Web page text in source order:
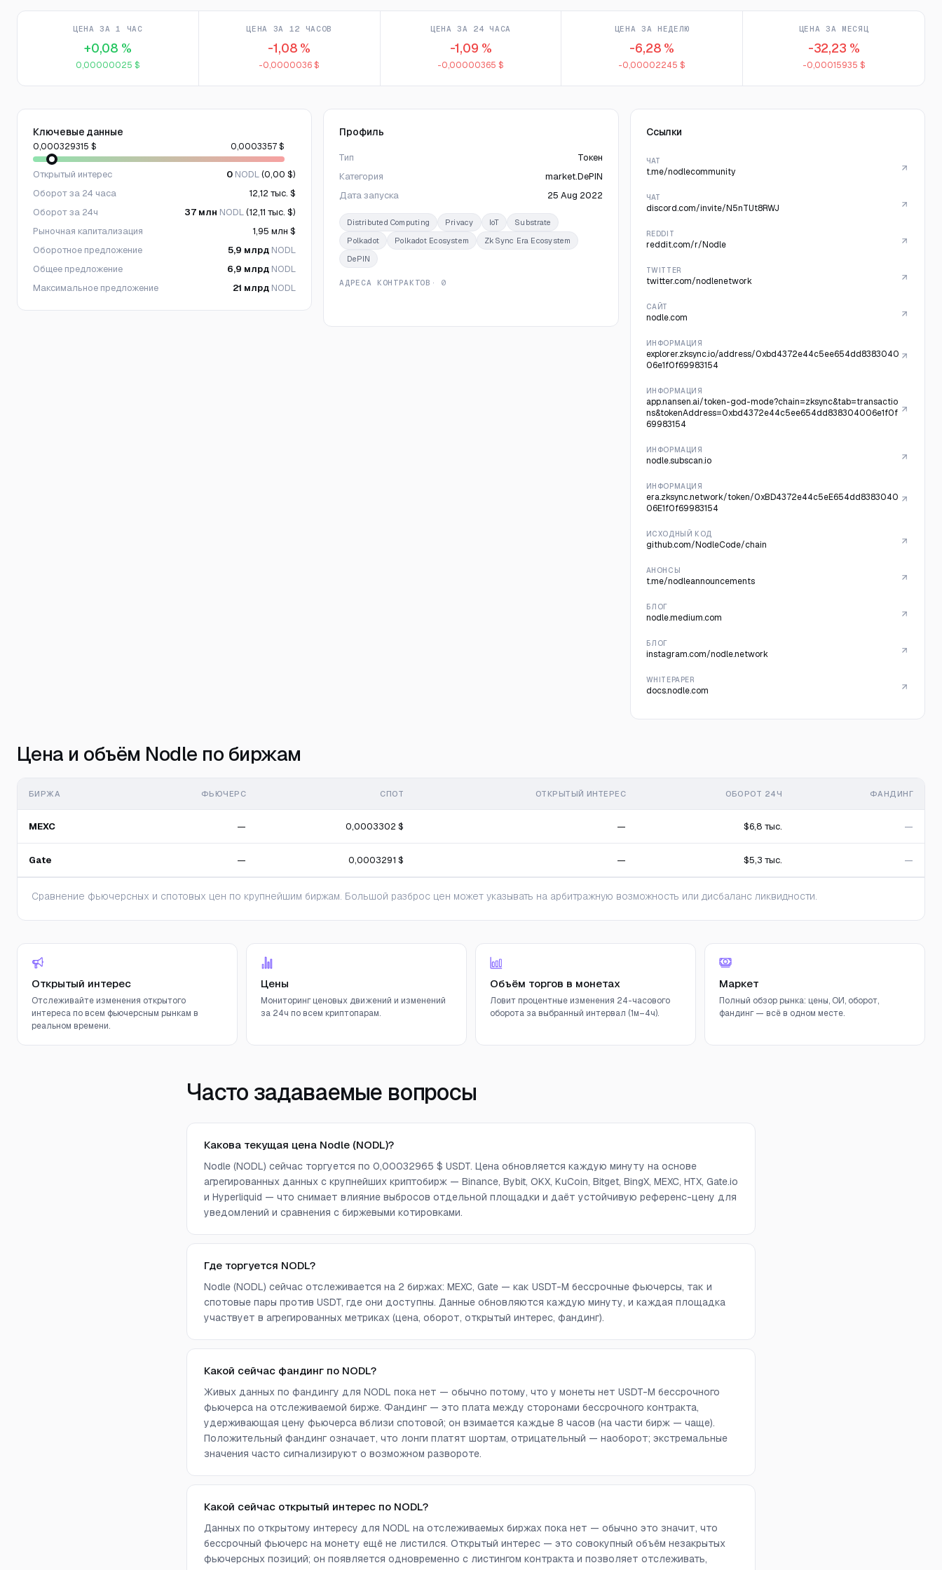
ЦЕНА ЗА 1 ЧАС
+0,08 %
0,00000025 $
ЦЕНА ЗА 12 ЧАСОВ
-1,08 %
-0,0000036 $
ЦЕНА ЗА 24 ЧАСА
-1,09 %
-0,00000365 $
ЦЕНА ЗА НЕДЕЛЮ
-6,28 %
-0,00002245 $
ЦЕНА ЗА МЕСЯЦ
-32,23 %
-0,00015935 $
Ключевые данные
0,000329315 $ 0,0003357 $
Открытый интерес 0 NODL(0,00 $)
Оборот за 24 часа
12,12 тыс. $
Оборот за 24ч
37 млн NODL(12,11 тыс. $)
Рыночная капитализация
1,95 млн $
Оборотное предложение
5,9 млрд NODL
Общее предложение
6,9 млрд NODL
Максимальное предложение
21 млрд NODL
Профиль
Тип
Токен
Категория
market.DePIN
Дата запуска
25 Aug 2022
Distributed Computing Privacy IoT
Substrate
Polkadot
Polkadot Ecosystem
ZkSync Era Ecosystem
DePIN
АДРЕСА КОНТРАКТОВ · 0
Ссылки
ЧАТ
t.me/nodlecommunity
ЧАТ
discord.com/invite/N5nTUt8RWJ
REDDIT
reddit.com/r/Nodle
TWITTER
twitter.com/nodlenetwork
САЙТ
nodle.com
ИНФОРМАЦИЯ
explorer.zksync.io/address/0xbd4372e44c5ee654dd8383040
06e1f0f69983154
ИНФОРМАЦИЯ
app.nansen.ai/token-god-mode?chain=zksync&tab=transactio
ns&tokenAddress=0xbd4372e44c5ee654dd838304006e1f0f
69983154
ИНФОРМАЦИЯ
nodle.subscan.io
ИНФОРМАЦИЯ
era.zksync.network/token/0xBD4372e44c5eE654dd8383040
06E1f0f69983154
ИСХОДНЫЙ КОД
github.com/NodleCode/chain
АНОНСЫ
t.me/nodleannouncements
БЛОГ
nodle.medium.com
БЛОГ
instagram.com/nodle.network
WHITEPAPER
docs.nodle.com
Цена и объём Nodle по биржам
БИРЖА ФЬЮЧЕРС СПОТ ОТКРЫТЫЙ ИНТЕРЕС ОБОРОТ 24Ч ФАНДИНГ
MEXC — 0,0003302 $ — $6,8 тыс. —
Gate — 0,0003291 $ — $5,3 тыс. —
Сравнение фьючерсных и спотовых цен по крупнейшим биржам. Большой разброс цен может указывать на арбитражную возможность или дисбаланс ликвидности.
Открытый интерес
Отслеживайте изменения открытого
интереса по всем фьючерсным рынкам в
реальном времени.
Цены
Мониторинг ценовых движений и изменений
за 24ч по всем криптопарам.
Объём торгов в монетах
Ловит процентные изменения 24-часового
оборота за выбранный интервал (1м–4ч).
Маркет
Полный обзор рынка: цены, ОИ, оборот,
фандинг — всё в одном месте.
Часто задаваемые вопросы
Какова текущая цена Nodle (NODL)?
Nodle (NODL) сейчас торгуется по 0,00032965 $ USDT. Цена обновляется каждую минуту на основе
агрегированных данных с крупнейших криптобирж — Binance, Bybit, OKX, KuCoin, Bitget, BingX, MEXC, HTX, Gate.io
и Hyperliquid — что снимает влияние выбросов отдельной площадки и даёт устойчивую референс-цену для
уведомлений и сравнения с биржевыми котировками.
Где торгуется NODL?
Nodle (NODL) сейчас отслеживается на 2 биржах: MEXC, Gate — как USDT-M бессрочные фьючерсы, так и
спотовые пары против USDT, где они доступны. Данные обновляются каждую минуту, и каждая площадка
участвует в агрегированных метриках (цена, оборот, открытый интерес, фандинг).
Какой сейчас фандинг по NODL?
Живых данных по фандингу для NODL пока нет — обычно потому, что у монеты нет USDT-M бессрочного
фьючерса на отслеживаемой бирже. Фандинг — это плата между сторонами бессрочного контракта,
удерживающая цену фьючерса вблизи спотовой; он взимается каждые 8 часов (на части бирж — чаще).
Положительный фандинг означает, что лонги платят шортам, отрицательный — наоборот; экстремальные
значения часто сигнализируют о возможном развороте.
Какой сейчас открытый интерес по NODL?
Данных по открытому интересу для NODL на отслеживаемых биржах пока нет — обычно это значит, что
бессрочный фьючерс на монету ещё не листился. Открытый интерес — это совокупный объём незакрытых
фьючерсных позиций; он появляется одновременно с листингом контракта и позволяет отслеживать,